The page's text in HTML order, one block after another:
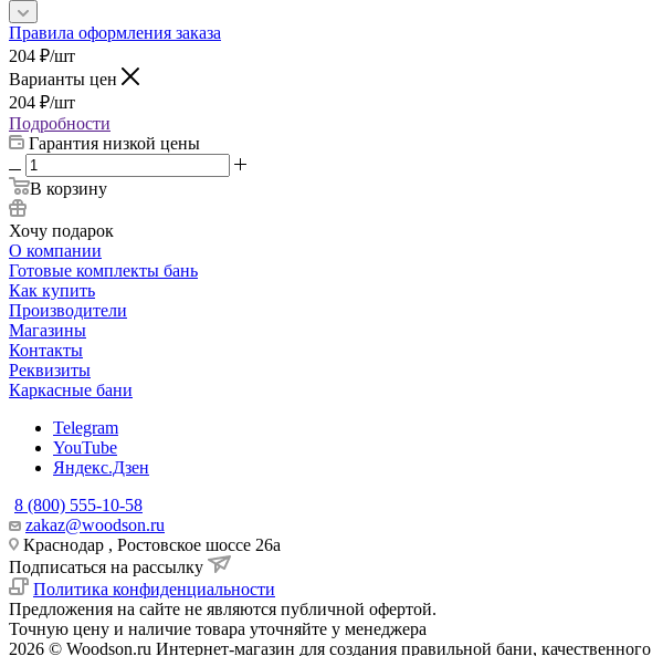
Правила оформления заказа
204 ₽/шт
Варианты цен
204 ₽/шт
Подробности
Гарантия низкой цены
В корзину
Хочу подарок
О компании
Готовые комплекты бань
Как купить
Производители
Магазины
Контакты
Реквизиты
Каркасные бани
Telegram
YouTube
Яндекс.Дзен
8 (800) 555-10-58
zakaz@woodson.ru
Краснодар , Ростовское шоссе 26а
Подписаться на рассылку
Политика конфиденциальности
Предложения на сайте не являются публичной офертой.
Точную цену и наличие товара уточняйте у менеджера
2026 © Woodson.ru Интернет-магазин для создания правильной бани,